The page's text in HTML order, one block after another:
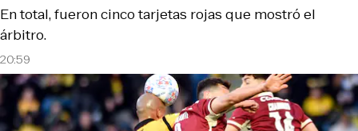
20:59
En total, fueron cinco tarjetas rojas que mostró el
árbitro.